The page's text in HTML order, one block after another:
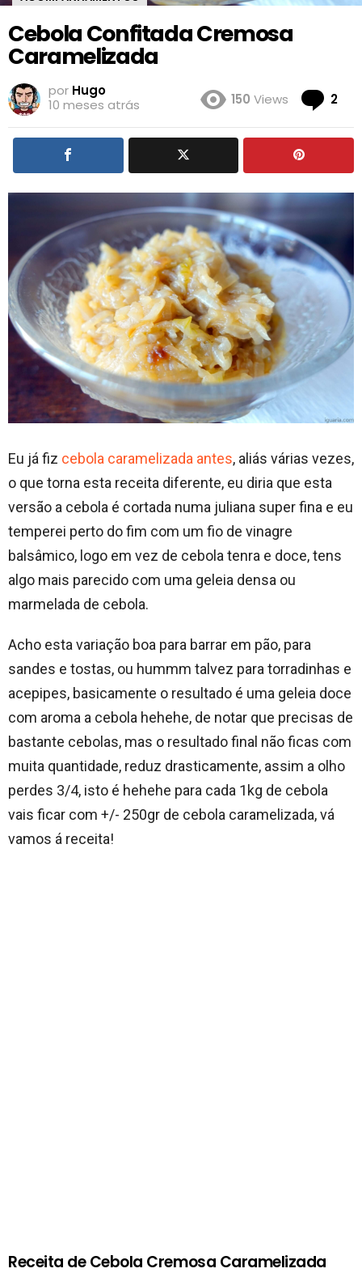
Cebola Confitada Cremosa
Caramelizada
por Hugo
10 meses atrás
150 Views 2
Eu já fiz cebola caramelizada antes, aliás várias vezes,
o que torna esta receita diferente, eu diria que esta
versão a cebola é cortada numa juliana super fina e eu
temperei perto do fim com um fio de vinagre
balsâmico, logo em vez de cebola tenra e doce, tens
algo mais parecido com uma geleia densa ou
marmelada de cebola.
Acho esta variação boa para barrar em pão, para
sandes e tostas, ou hummm talvez para torradinhas e
acepipes, basicamente o resultado é uma geleia doce
com aroma a cebola hehehe, de notar que precisas de
bastante cebolas, mas o resultado final não ficas com
muita quantidade, reduz drasticamente, assim a olho
perdes 3/4, isto é hehehe para cada 1kg de cebola
vais ficar com +/- 250gr de cebola caramelizada, vá
vamos á receita!
Receita de Cebola Cremosa Caramelizada